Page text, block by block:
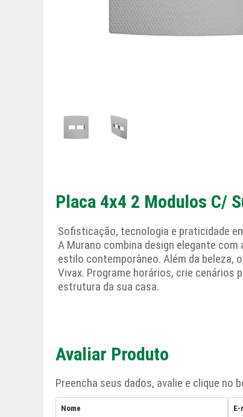
Placa 4x4 2 Modulos C/
Sofisticação, tecnologia e praticidade
A Murano combina design elegante
estilo contemporâneo. Além da beleza,
Vivax. Programe horários, crie cenários
estrutura da sua casa.
Avaliar Produto
Preencha seus dados, avalie e clique no